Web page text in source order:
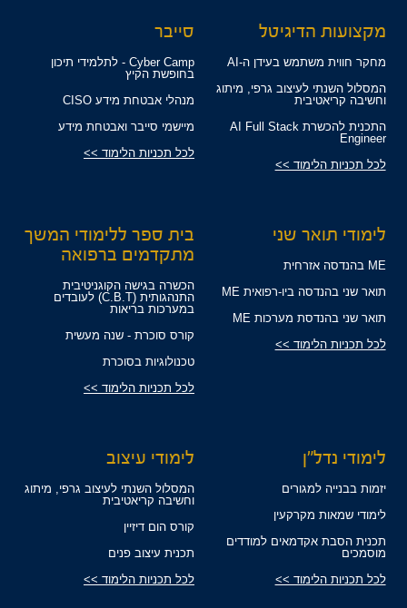
מקצועות הדיגיטל
מחקר חווית משתמש בעידן ה-AI
המסלול השנתי לעיצוב גרפי, מיתוג
וחשיבה קריאטיבית
התכנית להכשרת AI Full Stack
Engineer
לכל תכניות הלימוד >>
סייבר
Cyber Camp - לתלמידי תיכון
בחופשת הקיץ
מנהלי אבטחת מידע CISO
מיישמי סייבר ואבטחת מידע
לכל תכניות הלימוד >>
לימודי תואר שני
ME בהנדסה אזרחית
תואר שני בהנדסה ביו-רפואית ME
תואר שני בהנדסת מערכות ME
לכל תכניות הלימוד >>
בית ספר ללימודי המשך
מתקדמים ברפואה
הכשרה בגישה הקוגניטיבית
התנהגותית (C.B.T) לעובדים
במערכות בריאות
קורס סוכרת - שנה מעשית
טכנולוגיות בסוכרת
לכל תכניות הלימוד >>
לימודי נדל"ן
יזמות בבנייה למגורים
לימודי שמאות מקרקעין
תכנית הסבת אקדמאים למודדים
מוסמכים
לכל תכניות הלימוד >>
לימודי עיצוב
המסלול השנתי לעיצוב גרפי, מיתוג
וחשיבה קריאטיבית
קורס הום דיזיין
תכנית עיצוב פנים
לכל תכניות הלימוד >>